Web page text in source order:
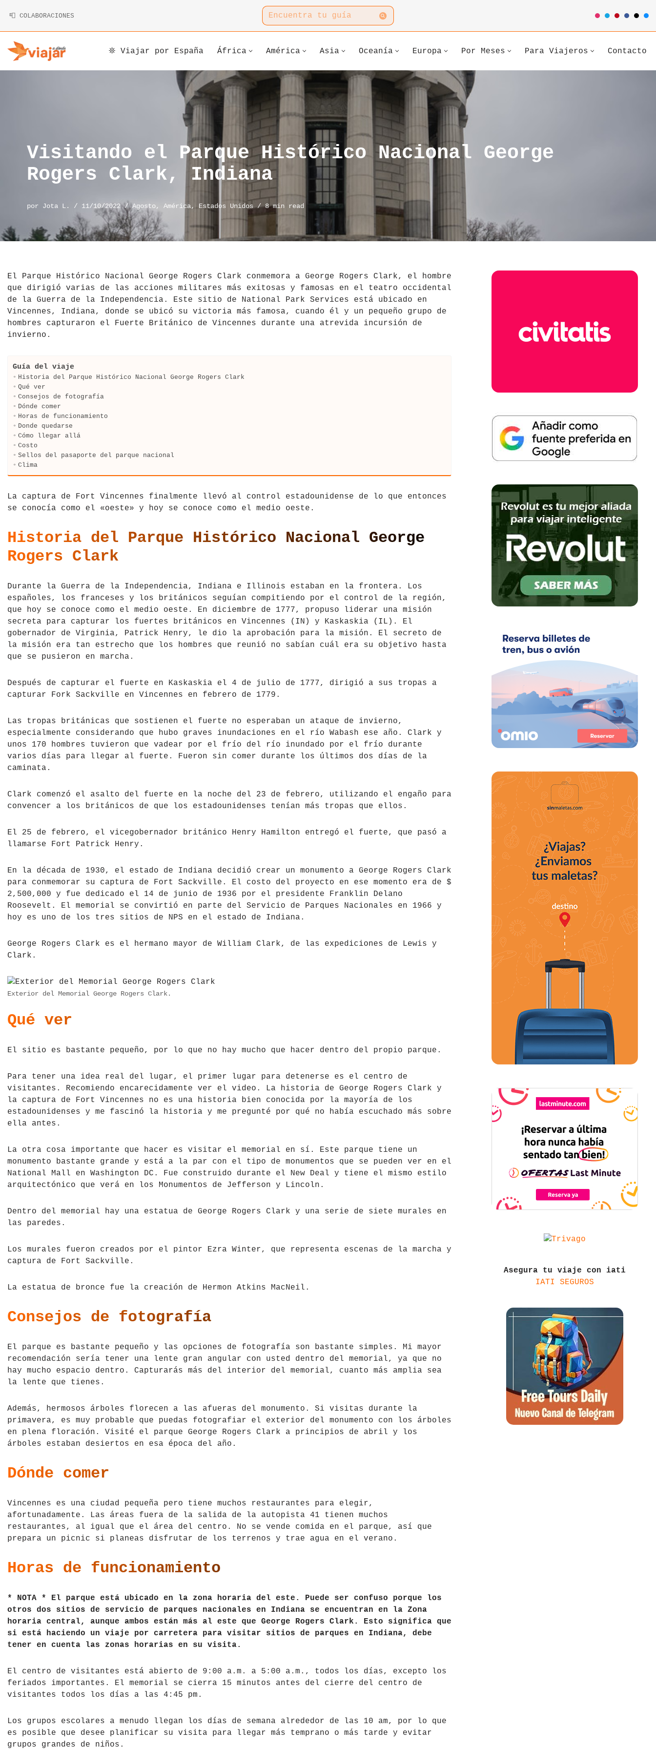
contenido
📮 COLABORACIONES
𖤓 Viajar por España África América
Canadá
Chile
Cuba
El Salvador
Hawái
México
Nicaragua
Perú
República Dominicana
Venezuela
Asia
Corea
Indonesia
Japón
Jordania
La India
Madagascar
Malasia
Mongolia
Nepal
Qatar
Tailandia
Tíbet
Vietnam
Oceanía Europa
Bélgica
Bosnia y Herzegovina
Chipre
Croacia
Escocia
Eslovenia
España
Francia
Grecia
Hungría
Inglaterra
Irlanda
Islandia
Italia
Liechtenstein
Macedonia del Norte
Noruega
País de Gales
Portugal
Polonia
Rusia
Suecia
Suiza
Ucrania
Por Meses Para Viajeros Contacto
Visitando el Parque Histórico Nacional George
Rogers Clark, Indiana
por Jota L. 11/10/2022 Agosto, América, Estados Unidos 8 min read
El Parque Histórico Nacional George Rogers Clark conmemora a George Rogers Clark, el hombre
que dirigió varias de las acciones militares más exitosas y famosas en el teatro occidental
de la Guerra de la Independencia. Este sitio de National Park Services está ubicado en
Vincennes, Indiana, donde se ubicó su victoria más famosa, cuando él y un pequeño grupo de
hombres capturaron el Fuerte Británico de Vincennes durante una atrevida incursión de
invierno.
Guía del viaje
Historia del Parque Histórico Nacional George Rogers Clark
Qué ver
Consejos de fotografía
Dónde comer
Horas de funcionamiento
Donde quedarse
Cómo llegar allá
Costo
Sellos del pasaporte del parque nacional
Clima
La captura de Fort Vincennes finalmente llevó al control estadounidense de lo que entonces
se conocía como el «oeste» y hoy se conoce como el medio oeste.
Historia del Parque Histórico Nacional George
Rogers Clark
Durante la Guerra de la Independencia, Indiana e Illinois estaban en la frontera. Los
españoles, los franceses y los británicos seguían compitiendo por el control de la región,
que hoy se conoce como el medio oeste. En diciembre de 1777, propuso liderar una misión
secreta para capturar los fuertes británicos en Vincennes (IN) y Kaskaskia (IL). El
gobernador de Virginia, Patrick Henry, le dio la aprobación para la misión. El secreto de
la misión era tan estrecho que los hombres que reunió no sabían cuál era su objetivo hasta
que se pusieron en marcha.
Después de capturar el fuerte en Kaskaskia el 4 de julio de 1777, dirigió a sus tropas a
capturar Fork Sackville en Vincennes en febrero de 1779.
Las tropas británicas que sostienen el fuerte no esperaban un ataque de invierno,
especialmente considerando que hubo graves inundaciones en el río Wabash ese año. Clark y
unos 170 hombres tuvieron que vadear por el frío del río inundado por el frío durante
varios días para llegar al fuerte. Fueron sin comer durante los últimos dos días de la
caminata.
Clark comenzó el asalto del fuerte en la noche del 23 de febrero, utilizando el engaño para
convencer a los británicos de que los estadounidenses tenían más tropas que ellos.
El 25 de febrero, el vicegobernador británico Henry Hamilton entregó el fuerte, que pasó a
llamarse Fort Patrick Henry.
En la década de 1930, el estado de Indiana decidió crear un monumento a George Rogers Clark
para conmemorar su captura de Fort Sackville. El costo del proyecto en ese momento era de $
2,500,000 y fue dedicado el 14 de junio de 1936 por el presidente Franklin Delano
Roosevelt. El memorial se convirtió en parte del Servicio de Parques Nacionales en 1966 y
hoy es uno de los tres sitios de NPS en el estado de Indiana.
George Rogers Clark es el hermano mayor de William Clark, de las expediciones de Lewis y
Clark.
Exterior del Memorial George Rogers Clark.
Qué ver
El sitio es bastante pequeño, por lo que no hay mucho que hacer dentro del propio parque.
Para tener una idea real del lugar, el primer lugar para detenerse es el centro de
visitantes. Recomiendo encarecidamente ver el video. La historia de George Rogers Clark y
la captura de Fort Vincennes no es una historia bien conocida por la mayoría de los
estadounidenses y me fascinó la historia y me pregunté por qué no había escuchado más sobre
ella antes.
La otra cosa importante que hacer es visitar el memorial en sí. Este parque tiene un
monumento bastante grande y está a la par con el tipo de monumentos que se pueden ver en el
National Mall en Washington DC. Fue construido durante el New Deal y tiene el mismo estilo
arquitectónico que verá en los Monumentos de Jefferson y Lincoln.
Dentro del memorial hay una estatua de George Rogers Clark y una serie de siete murales en
las paredes.
Los murales fueron creados por el pintor Ezra Winter, que representa escenas de la marcha y
captura de Fort Sackville.
La estatua de bronce fue la creación de Hermon Atkins MacNeil.
Consejos de fotografía
El parque es bastante pequeño y las opciones de fotografía son bastante simples. Mi mayor
recomendación sería tener una lente gran angular con usted dentro del memorial, ya que no
hay mucho espacio dentro. Capturarás más del interior del memorial, cuanto más amplia sea
la lente que tienes.
Además, hermosos árboles florecen a las afueras del monumento. Si visitas durante la
primavera, es muy probable que puedas fotografiar el exterior del monumento con los árboles
en plena floración. Visité el parque George Rogers Clark a principios de abril y los
árboles estaban desiertos en esa época del año.
Dónde comer
Vincennes es una ciudad pequeña pero tiene muchos restaurantes para elegir,
afortunadamente. Las áreas fuera de la salida de la autopista 41 tienen muchos
restaurantes, al igual que el área del centro. No se vende comida en el parque, así que
prepara un picnic si planeas disfrutar de los terrenos y trae agua en el verano.
Horas de funcionamiento
* NOTA * El parque está ubicado en la zona horaria del este. Puede ser confuso porque los
otros dos sitios de servicio de parques nacionales en Indiana se encuentran en la Zona
horaria central, aunque ambos están más al este que George Rogers Clark. Esto significa que
si está haciendo un viaje por carretera para visitar sitios de parques en Indiana, debe
tener en cuenta las zonas horarias en su visita.
El centro de visitantes está abierto de 9:00 a.m. a 5:00 a.m., todos los días, excepto los
feriados importantes. El memorial se cierra 15 minutos antes del cierre del centro de
visitantes todos los días a las 4:45 pm.
Los grupos escolares a menudo llegan los días de semana alrededor de las 10 am, por lo que
es posible que desee planificar su visita para llegar más temprano o más tarde y evitar
grupos grandes de niños.
Asegura tu viaje con iati
IATI SEGUROS